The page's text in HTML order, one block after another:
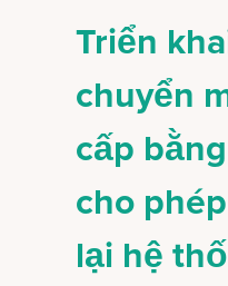
Triển
chuyển
cấp
cho
lại hệ